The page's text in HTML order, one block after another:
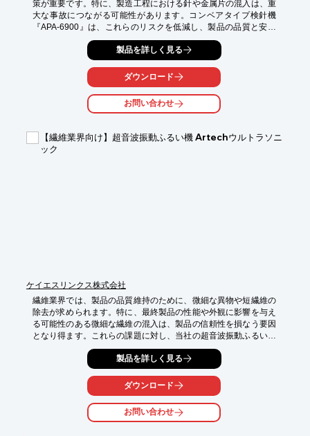
策が重要です。特に、製造工程における針や金属片の混入は、重
大な事故につながる可能性があります。コンベアタイプ検針機
『APA-6900』は、これらのリスクを低減し、製品の品質と安全
性を向上させるために設計されました。
【活用シーン】
・衣料品製造工場
・繊維製品の検品工程
・輸入繊維製品の検査
・製品の品質向上
・顧客からの信頼獲得
製品を詳しく見る
ダウンロード
お問い合わせ
【繊維業界向け】超音波振動ふるい機 Artechウルトラソニ
ック
ケイエスリンクス株式会社
繊維業界では、製品の品質維持のために、微細な異物や短繊維の
除去が求められます。特に、最終製品の性能や外観に影響を与え
る可能性のある微細な繊維の混入は、製品の信頼性を損なう要因
となり得ます。これらの課題に対し、当社の超音波振動ふるい機
『Artechウルトラソニック』は、微細な短繊維の除去能力を大幅
に向上させ、高品質な製品づくりをサポートします。
【活用シーン】
・短繊維の除去
・微細な異物除去
・製品の品質向上
製品を詳しく見る
ダウンロード
お問い合わせ